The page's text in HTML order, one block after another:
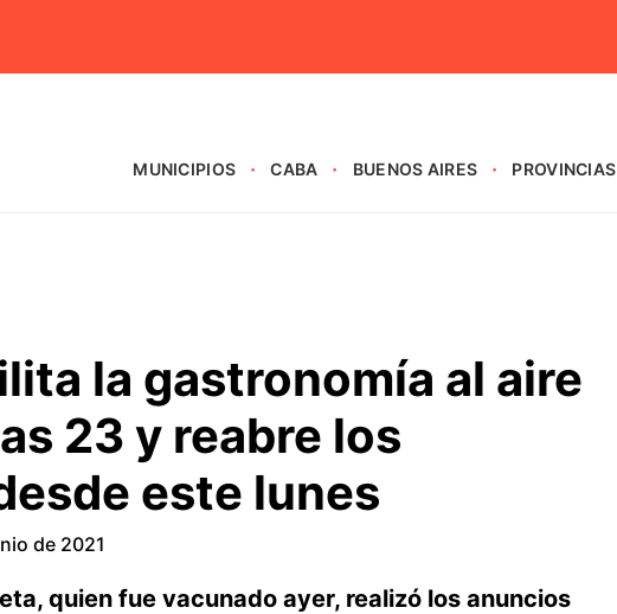
MUNICIPIOS CABA BUENOS AIRES PROVINCIAS
la gastronomía al aire
23 y reabre los
este lunes
de 2021
quien fue vacunado ayer, realizó los anuncios